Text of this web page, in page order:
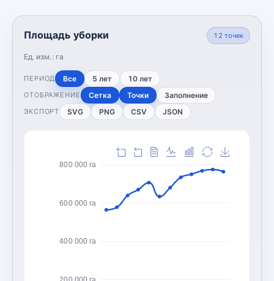
Площадь уборки
Ед. изм.: га
12 точек
ПЕРИОД Все 5 лет 10 лет
ОТОБРАЖЕНИЕ Сетка Точки Заполнение
ЭКСПОРТ SVG PNG CSV JSON
200 000 га
400 000 га
600 000 га
800 000 га